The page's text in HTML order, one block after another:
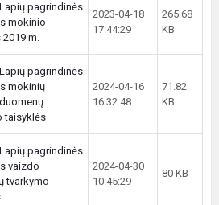
pagrindinės
mokinio
m.
2023-04-18
17:44:29
265.68
KB
pagrindinės
mokinių
taisyklės
2024-04-16
16:32:48
71.82
KB
pagrindinės
vaizdo
tvarkymo
2024-04-30
10:45:29
80 KB